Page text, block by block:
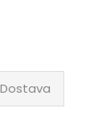
Dostava